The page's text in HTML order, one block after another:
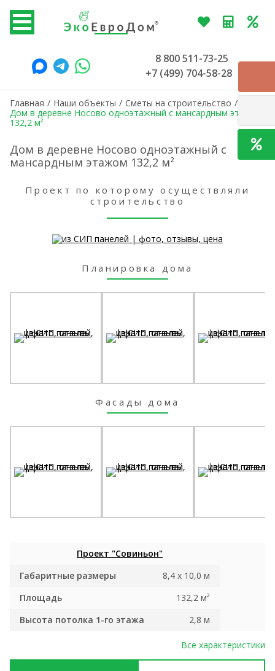
8 800 511-73-25
+7 (499) 704-58-28
Главная / Наши объекты / Сметы на строительство /
Дом в деревне Носово одноэтажный с мансардным этажом
132,2 м²
Дом в деревне Носово одноэтажный с
мансардным этажом 132,2 м²
Проект по которому осуществляли
строительство
Планировка дома
Фасады дома
Проект "Совиньон"
Габаритные размеры
8,4 х 10,0 м
Площадь
132,2 м²
Высота потолка 1-го этажа
2,8 м
Все характеристики